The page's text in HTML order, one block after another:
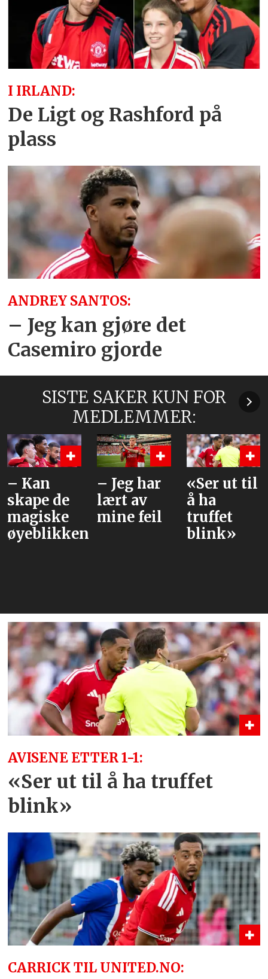
I IRLAND:
De Ligt og Rashford på
plass
ANDREY SANTOS:
– Jeg kan gjøre det
Casemiro gjorde
SISTE SAKER KUN FOR
MEDLEMMER:
– Jeg har
lært av
mine feil
«Ser ut til
å ha
truffet
Beskriver
hva han
liker ved
Tielemans
AVISENE ETTER 1-1:
«Ser ut til å ha truffet
blink»
CARRICK TIL UNITED.NO: